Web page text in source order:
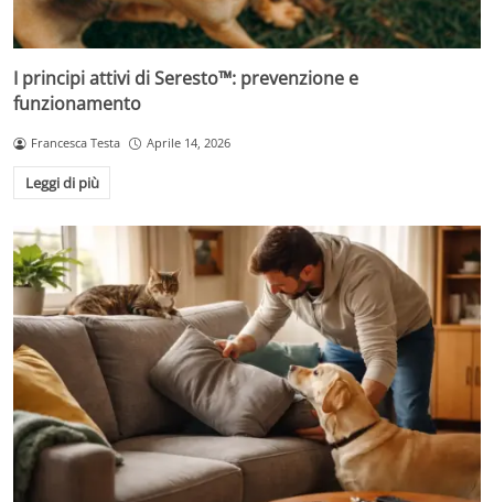
I principi attivi di Seresto™: prevenzione e
funzionamento
Francesca Testa Aprile 14, 2026
Leggi di più